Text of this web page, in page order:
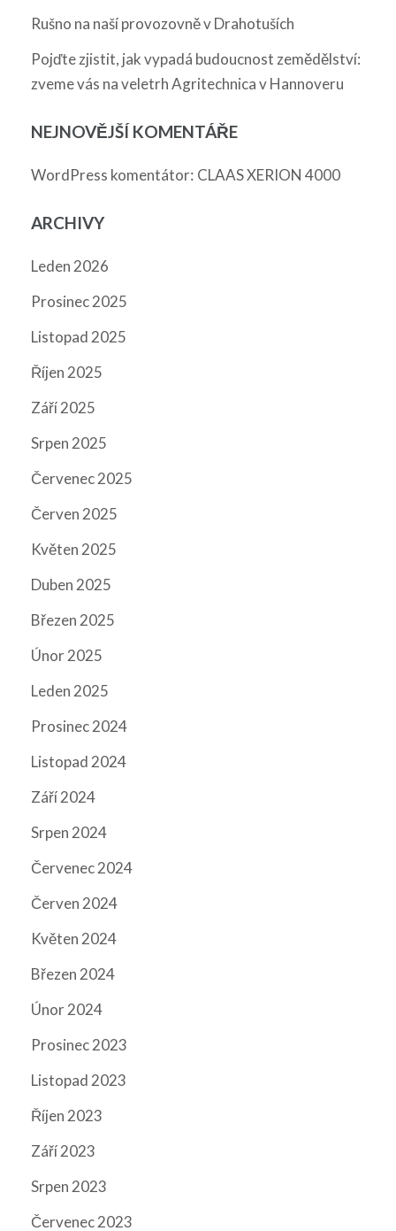
Rušno na naší provozovně v Drahotuších
Pojďte zjistit, jak vypadá budoucnost zemědělství:
zveme vás na veletrh Agritechnica v Hannoveru
NEJNOVĚJŠÍ KOMENTÁŘE
WordPress komentátor: CLAAS XERION 4000
ARCHIVY
Leden 2026
Prosinec 2025
Listopad 2025
Říjen 2025
Září 2025
Srpen 2025
Červenec 2025
Červen 2025
Květen 2025
Duben 2025
Březen 2025
Únor 2025
Leden 2025
Prosinec 2024
Listopad 2024
Září 2024
Srpen 2024
Červenec 2024
Červen 2024
Květen 2024
Březen 2024
Únor 2024
Prosinec 2023
Listopad 2023
Říjen 2023
Září 2023
Srpen 2023
Červenec 2023